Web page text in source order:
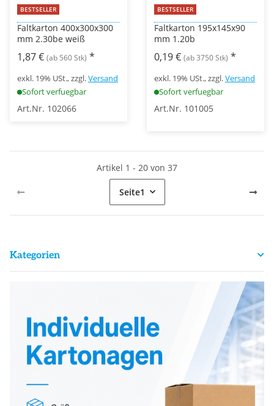
BESTSELLER
Faltkarton 400x300x300
mm 2.30be weiß
1,87 € (ab 560 Stk) *
exkl. 19% USt., zzgl.Versand
Sofort verfuegbar
Art.Nr. 102066
BESTSELLER
Faltkarton 195x145x90
mm 1.20b
0,19 € (ab 3750 Stk) *
exkl. 19% USt., zzgl.Versand
Sofort verfuegbar
Art.Nr. 101005
Artikel 1 - 20 von 37
Seite1
Kategorien